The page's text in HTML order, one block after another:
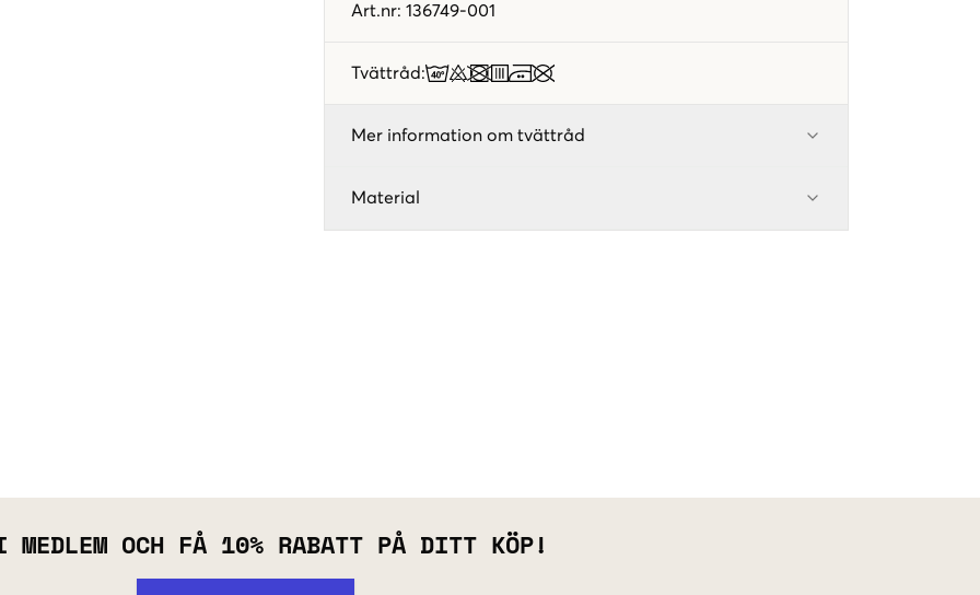
Art.nr: 136749-001
Tvättråd:
Mer information om tvättråd
Material
MEDLEM OCH FÅ 10% RABATT PÅ DITT KÖP!